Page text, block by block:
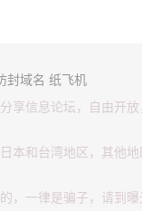
封域名 纸飞机
享信息论坛，自由开
本和台湾地区，其他
，一律是骗子，请到曝